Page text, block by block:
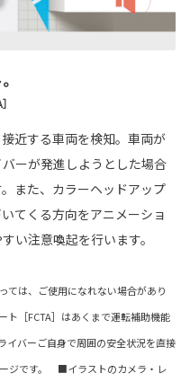
近する車両を検知。車両が
ーが発進しようとした場合
また、カラーヘッドアップ
てくる方向をアニメーショ
い注意喚起を行います。
ては、ご使用になれない場合があり
［FCTA］はあくまで運転補助機能
イバーご自身で周囲の安全状況を直接
ジです。 ■イラストのカメラ・レ